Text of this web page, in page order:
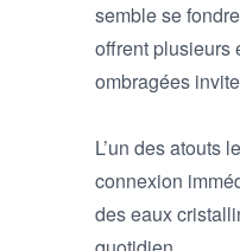
semble se
offrent plusieurs
ombragées
L’un des atouts
connexion
des eaux